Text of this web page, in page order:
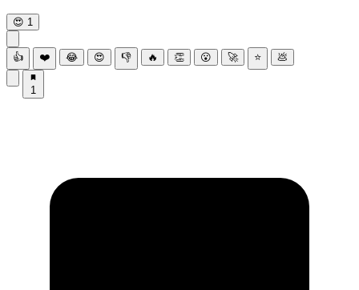
😍 1
👍 ❤️ 😂 😍 👎 🔥 👏 😮 🚀 ⭐ 💩
1